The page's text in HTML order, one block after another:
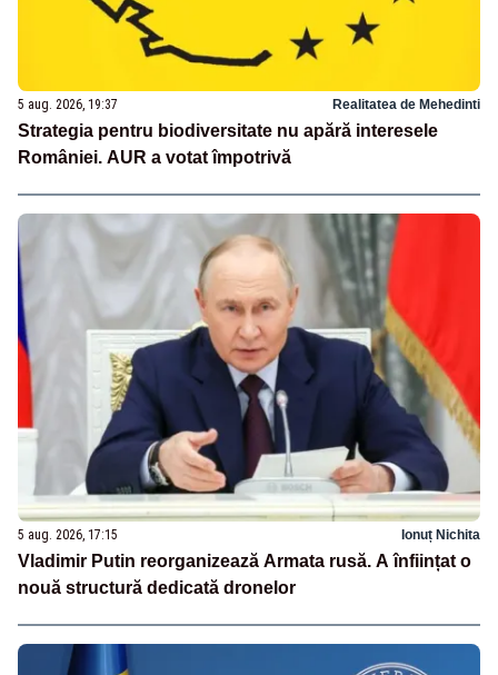
5 aug. 2026, 19:37 Realitatea de Mehedinti
Strategia pentru biodiversitate nu apără interesele
României. AUR a votat împotrivă
5 aug. 2026, 17:15 Ionuț Nichita
Vladimir Putin reorganizează Armata rusă. A înființat o
nouă structură dedicată dronelor